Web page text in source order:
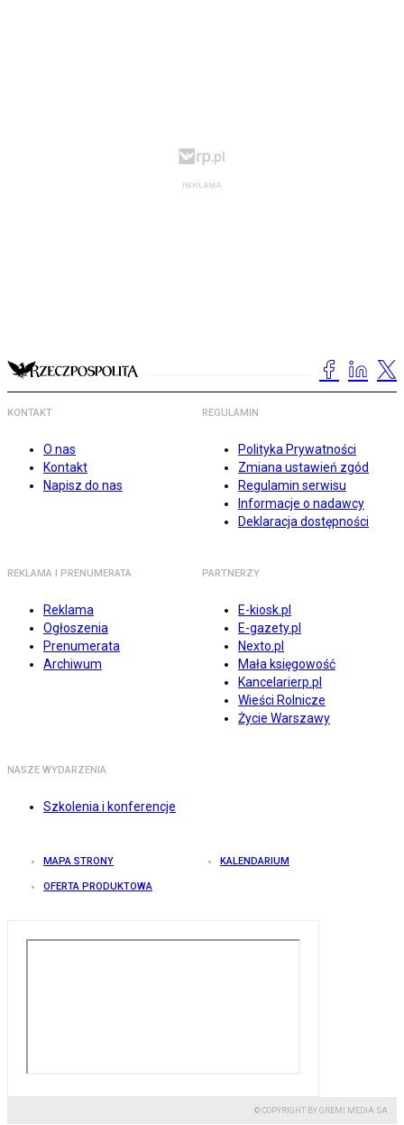
KONTAKT
O nas
Kontakt
Napisz do nas
REGULAMIN
Polityka Prywatności
Zmiana ustawień zgód
Regulamin serwisu
Informacje o nadawcy
Deklaracja dostępności
REKLAMA I PRENUMERATA
Reklama
Ogłoszenia
Prenumerata
Archiwum
PARTNERZY
E-kiosk.pl
E-gazety.pl
Nexto.pl
Mała księgowość
Kancelarierp.pl
Wieści Rolnicze
Życie Warszawy
NASZE WYDARZENIA
Szkolenia i konferencje
MAPA STRONY KALENDARIUM
OFERTA PRODUKTOWA
© COPYRIGHT BY GREMI MEDIA SA